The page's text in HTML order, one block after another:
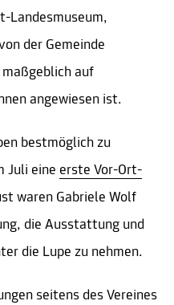
Landesmuseum,
der Gemeinde
auf
angewiesen ist.
bestmöglich zu
Juli eine erste Vor-Ort-
waren Gabriele Wolf
die Ausstattung und
die Lupe zu nehmen.
seitens des Vereines